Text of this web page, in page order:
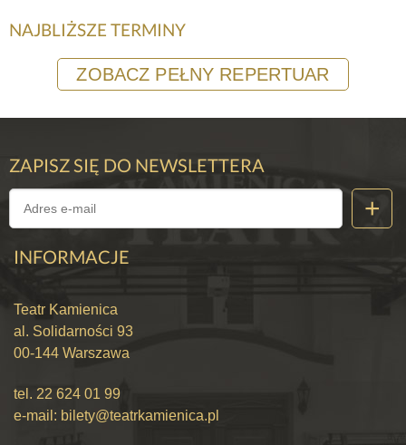
NAJBLIŻSZE TERMINY
ZOBACZ PEŁNY REPERTUAR
ZAPISZ SIĘ DO NEWSLETTERA
INFORMACJE
Teatr Kamienica
al. Solidarności 93
00-144 Warszawa
tel. 22 624 01 99
e-mail: bilety@teatrkamienica.pl